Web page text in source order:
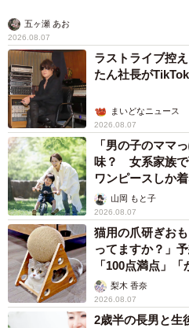
五ヶ瀬 あお
2026.08.07
ラストライブ控
たん社長が
まいどなニュース
2026.08.07
「男の子のママ
味？ 女系家族
ワンピースしか
へんが…
山岡 もと子
2026.08.07
猫用の爪研ぎお
ってますか？」
「100点満点」
梨木 香奈
2026.08.07
2歳半の長男と